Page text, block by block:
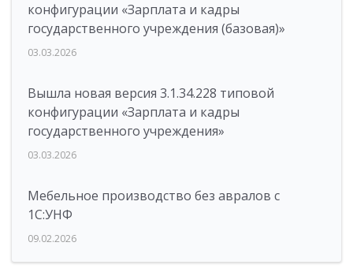
конфигурации «Зарплата и кадры
государственного учреждения (базовая)»
03.03.2026
Вышла новая версия 3.1.34.228 типовой
конфигурации «Зарплата и кадры
государственного учреждения»
03.03.2026
Мебельное производство без авралов с
1С:УНФ
09.02.2026